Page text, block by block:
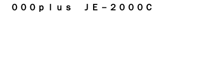
０００ｐｌｕｓ ＪＥ－２０００Ｃ